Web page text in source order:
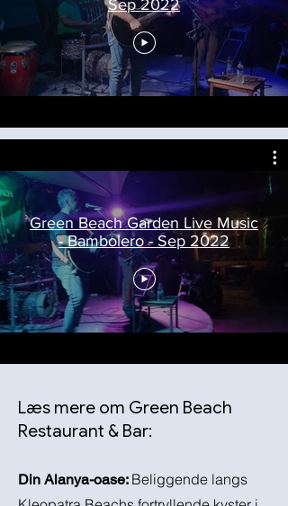
Sep 2022
Green Beach Garden Live Music
- Bambolero - Sep 2022
Læs mere om Green Beach
Restaurant & Bar:
Din Alanya-oase: Beliggende langs